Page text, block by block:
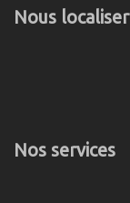
Nous localiser
Nos services